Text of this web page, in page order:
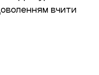
вчити